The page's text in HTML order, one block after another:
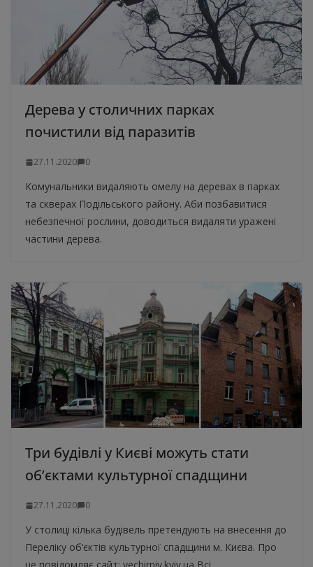
Дерева у столичних парках
почистили від паразитів
27.11.2020 0
Комунальники видаляють омелу на деревах в парках
та скверах Подільського району. Аби позбавитися
небезпечної рослини, доводиться видаляти уражені
частини дерева.
Три будівлі у Києві можуть стати
об’єктами культурної спадщини
27.11.2020 0
У столиці кілька будівель претендують на внесення до
Переліку об’єктів культурної спадщини м. Києва. Про